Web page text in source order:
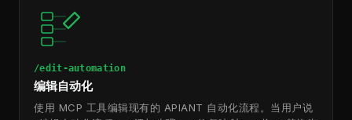
/edit-automation
编辑自动化
使用 MCP 工具编辑现有的 APIANT 自动化流程。当用户说